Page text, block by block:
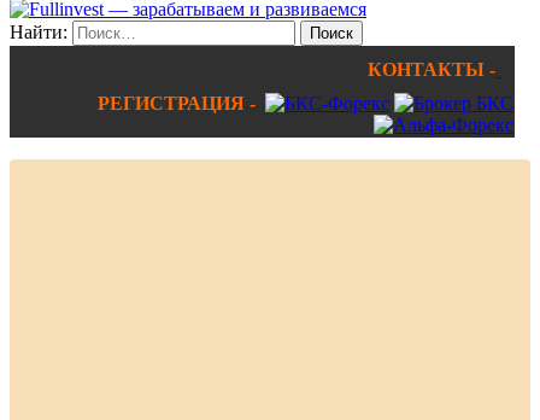
Найти:
КОНТАКТЫ -
РЕГИСТРАЦИЯ -